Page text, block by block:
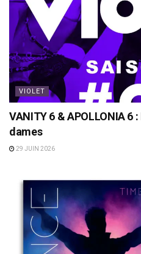
VIOLET
VANITY 6 & APOLLONIA 6
dames
29 JUIN 2026